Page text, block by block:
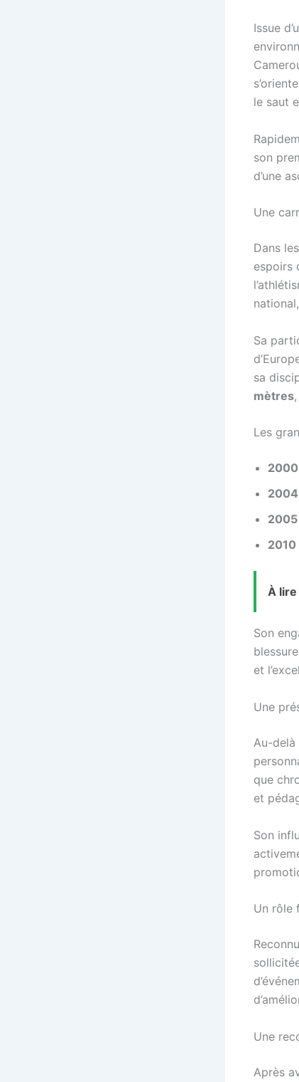
Issue
le saut
son
d’une
Une
Dans
espoirs
Sa
sa
mètres
Les
2000
2004
2005
2010
À lire
Son
et
Une
Au-delà
que
et
Son
Un rôle
Une
Après